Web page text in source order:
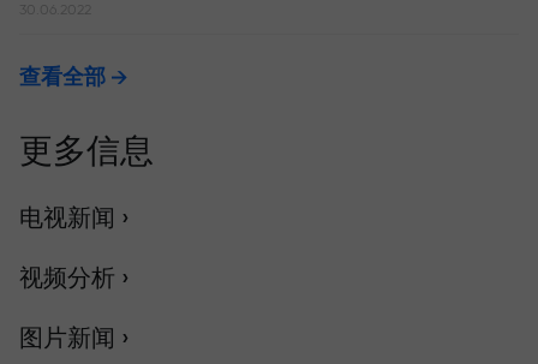
30.06.2022
查看全部
更多信息
电视新闻 ›
视频分析 ›
图片新闻 ›